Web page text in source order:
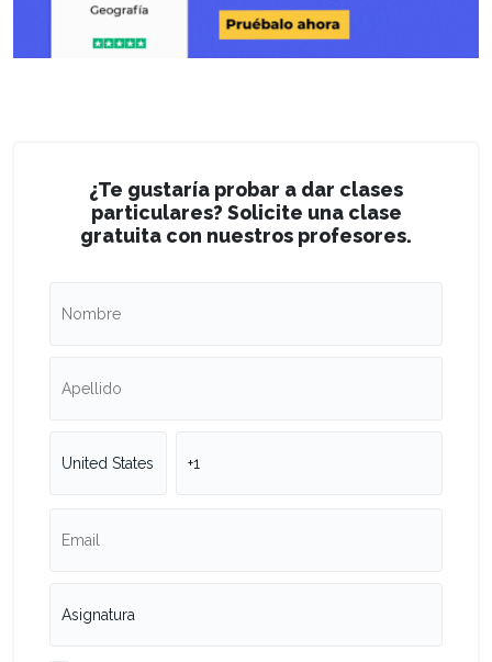
¿Te gustaría probar a dar clases
particulares? Solicite una clase
gratuita con nuestros profesores.